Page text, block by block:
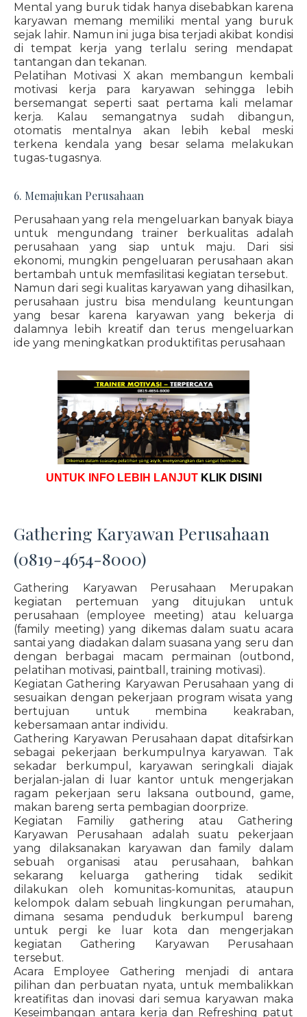
Mental yang buruk tidak hanya disebabkan karena
karyawan memang memiliki mental yang buruk
sejak lahir. Namun ini juga bisa terjadi akibat kondisi
di tempat kerja yang terlalu sering mendapat
tantangan dan tekanan.
Pelatihan Motivasi X akan membangun kembali
motivasi kerja para karyawan sehingga lebih
bersemangat seperti saat pertama kali melamar
kerja. Kalau semangatnya sudah dibangun,
otomatis mentalnya akan lebih kebal meski
terkena kendala yang besar selama melakukan
tugas-tugasnya.
6. Memajukan Perusahaan
Perusahaan yang rela mengeluarkan banyak biaya
untuk mengundang trainer berkualitas adalah
perusahaan yang siap untuk maju. Dari sisi
ekonomi, mungkin pengeluaran perusahaan akan
bertambah untuk memfasilitasi kegiatan tersebut.
Namun dari segi kualitas karyawan yang dihasilkan,
perusahaan justru bisa mendulang keuntungan
yang besar karena karyawan yang bekerja di
dalamnya lebih kreatif dan terus mengeluarkan
ide yang meningkatkan produktifitas perusahaan
UNTUK INFO LEBIH LANJUT KLIK DISINI
Gathering Karyawan Perusahaan
(0819-4654-8000)
Gathering Karyawan Perusahaan Merupakan
kegiatan pertemuan yang ditujukan untuk
perusahaan (employee meeting) atau keluarga
(family meeting) yang dikemas dalam suatu acara
santai yang diadakan dalam suasana yang seru dan
dengan berbagai macam permainan (outbond,
pelatihan motivasi, paintball, training motivasi).
Kegiatan Gathering Karyawan Perusahaan yang di
sesuaikan dengan pekerjaan program wisata yang
bertujuan untuk membina keakraban,
kebersamaan antar individu.
Gathering Karyawan Perusahaan dapat ditafsirkan
sebagai pekerjaan berkumpulnya karyawan. Tak
sekadar berkumpul, karyawan seringkali diajak
berjalan-jalan di luar kantor untuk mengerjakan
ragam pekerjaan seru laksana outbound, game,
makan bareng serta pembagian doorprize.
Kegiatan Familiy gathering atau Gathering
Karyawan Perusahaan adalah suatu pekerjaan
yang dilaksanakan karyawan dan family dalam
sebuah organisasi atau perusahaan, bahkan
sekarang keluarga gathering tidak sedikit
dilakukan oleh komunitas-komunitas, ataupun
kelompok dalam sebuah lingkungan perumahan,
dimana sesama penduduk berkumpul bareng
untuk pergi ke luar kota dan mengerjakan
kegiatan Gathering Karyawan Perusahaan
tersebut.
Acara Employee Gathering menjadi di antara
pilihan dan perbuatan nyata, untuk membalikkan
kreatifitas dan inovasi dari semua karyawan maka
Keseimbangan antara kerja dan Refreshing patut